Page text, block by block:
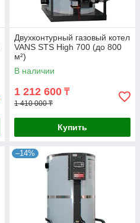
Двухконтурный газовый котел
VANS STS High 700 (до 800
м²)
В наличии
1 212 600 ₸
1 410 000 ₸
Купить
–14%